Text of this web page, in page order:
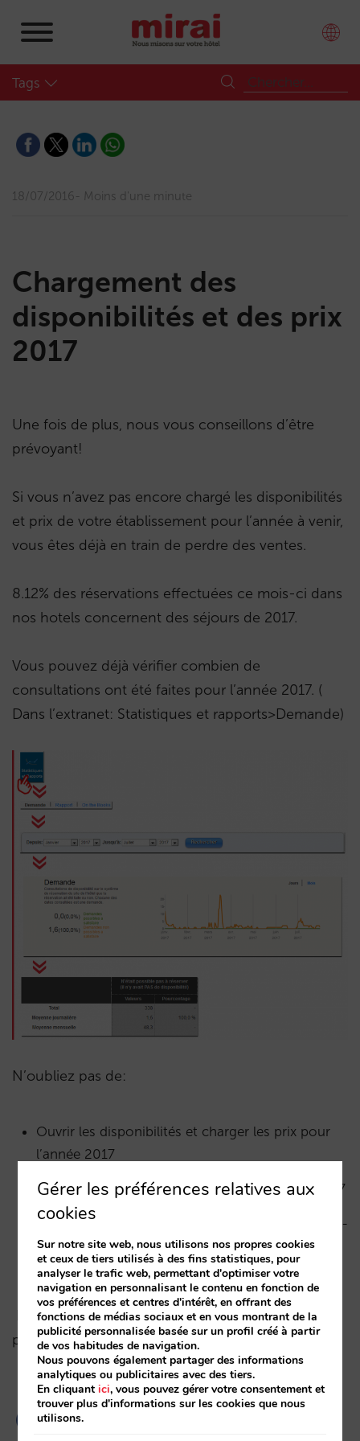
Tags
18/07/2016 Moins d'une minute
Chargement des
disponibilités et des prix
2017
Une fois de plus, nous vous conseillons d’être
prévoyant!
Si vous n’avez pas encore chargé les disponibilités
et prix de votre établissement pour l’année à venir,
vous êtes déjà en train de perdre des ventes.
8.12% des réservations effectuées ce mois-ci dans
nos hotels concernent des séjours de 2017.
Vous pouvez déjà vérifier combien de
consultations ont été faites pour l’année 2017. (
Dans l’extranet: Statistiques et rapports>Demande)
N’oubliez pas de:
Ouvrir les disponibilités et charger les prix pour
l’année 2017
Prolongez vos offres actuelles pour l’année 2017
Vérifier que vous avez bien chargé vos tarifs Petit-
Déjeuner et Demi-Pension pour 2017 dans
l’onglet : Prix/Régimes
N’hesitez pas à contacter votre account manager
pour toute question supplémentaire.
Gérer les préférences relatives aux
cookies
Sur notre site web, nous utilisons nos propres cookies
et ceux de tiers utilisés à des fins statistiques, pour
analyser le trafic web, permettant d'optimiser votre
navigation en personnalisant le contenu en fonction de
vos préférences et centres d'intérêt, en offrant des
fonctions de médias sociaux et en vous montrant de la
publicité personnalisée basée sur un profil créé à partir
de vos habitudes de navigation.
Nous pouvons également partager des informations
analytiques ou publicitaires avec des tiers.
En cliquantici, vous pouvez gérer votre consentement et
trouver plus d'informations sur les cookies que nous
utilisons.